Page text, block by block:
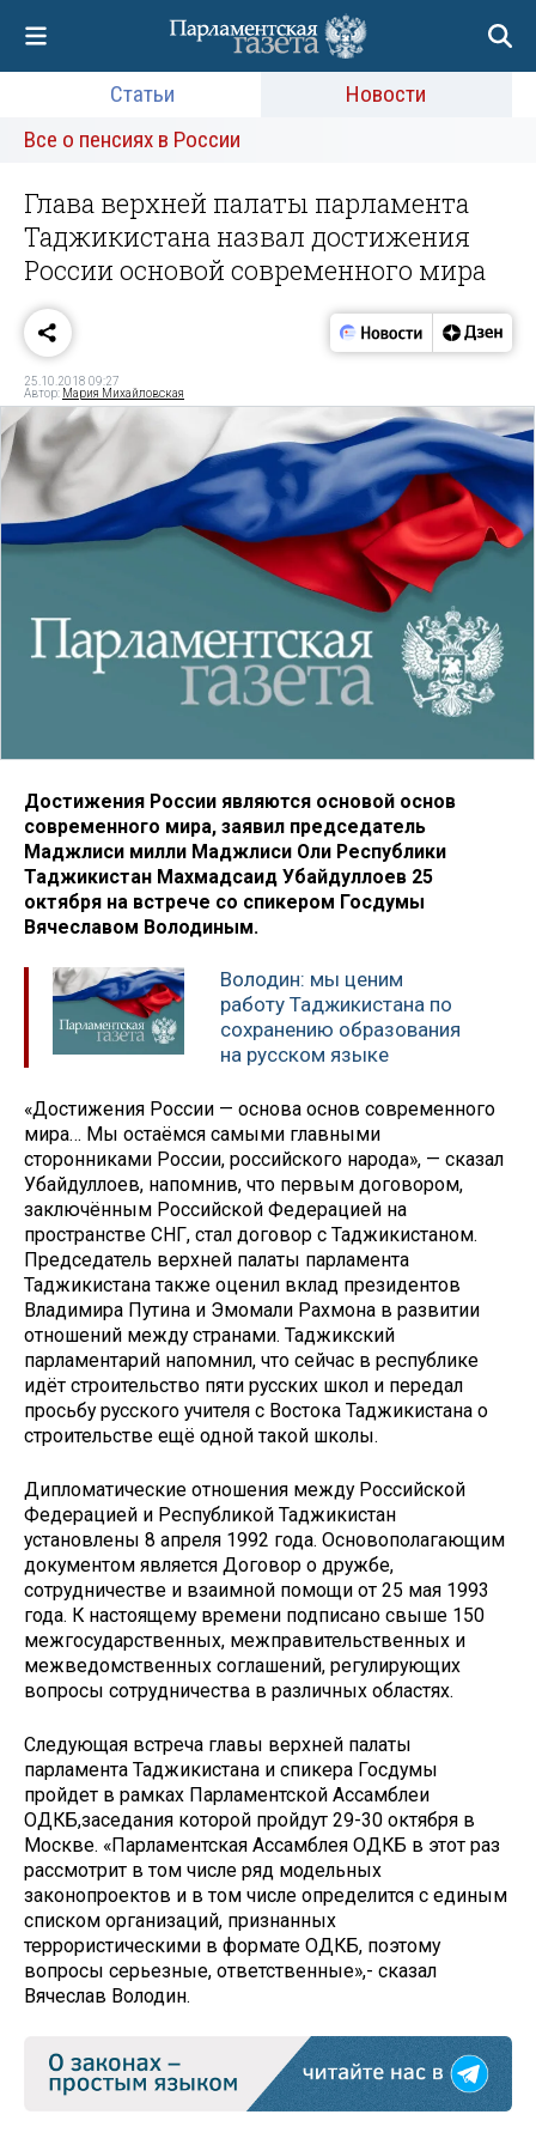
Статьи
Новости
Все о пенсиях в России
Глава верхней палаты парламента
Таджикистана назвал достижения
России основой современного мира
25.10.2018 09:27
Автор: Мария Михайловская
Достижения России являются основой основ
современного мира, заявил председатель
Маджлиси милли Маджлиси Оли Республики
Таджикистан Махмадсаид Убайдуллоев 25
октября на встрече со спикером Госдумы
Вячеславом Володиным.
Володин: мы ценим
работу Таджикистана по
сохранению образования
на русском языке
«Достижения России — основа основ современного
мира… Мы остаёмся самыми главными
сторонниками России, российского народа», — сказал
Убайдуллоев, напомнив, что первым договором,
заключённым Российской Федерацией на
пространстве СНГ, стал договор с Таджикистаном.
Председатель верхней палаты парламента
Таджикистана также оценил вклад президентов
Владимира Путина и Эмомали Рахмона в развитии
отношений между странами. Таджикский
парламентарий напомнил, что сейчас в республике
идёт строительство пяти русских школ и передал
просьбу русского учителя с Востока Таджикистана о
строительстве ещё одной такой школы.
Дипломатические отношения между Российской
Федерацией и Республикой Таджикистан
установлены 8 апреля 1992 года. Основополагающим
документом является Договор о дружбе,
сотрудничестве и взаимной помощи от 25 мая 1993
года. К настоящему времени подписано свыше 150
межгосударственных, межправительственных и
межведомственных соглашений, регулирующих
вопросы сотрудничества в различных областях.
Следующая встреча главы верхней палаты
парламента Таджикистана и спикера Госдумы
пройдет в рамках Парламентской Ассамблеи
ОДКБ,заседания которой пройдут 29-30 октября в
Москве. «Парламентская Ассамблея ОДКБ в этот раз
рассмотрит в том числе ряд модельных
законопроектов и в том числе определится с единым
списком организаций, признанных
террористическими в формате ОДКБ, поэтому
вопросы серьезные, ответственные»,- сказал
Вячеслав Володин.